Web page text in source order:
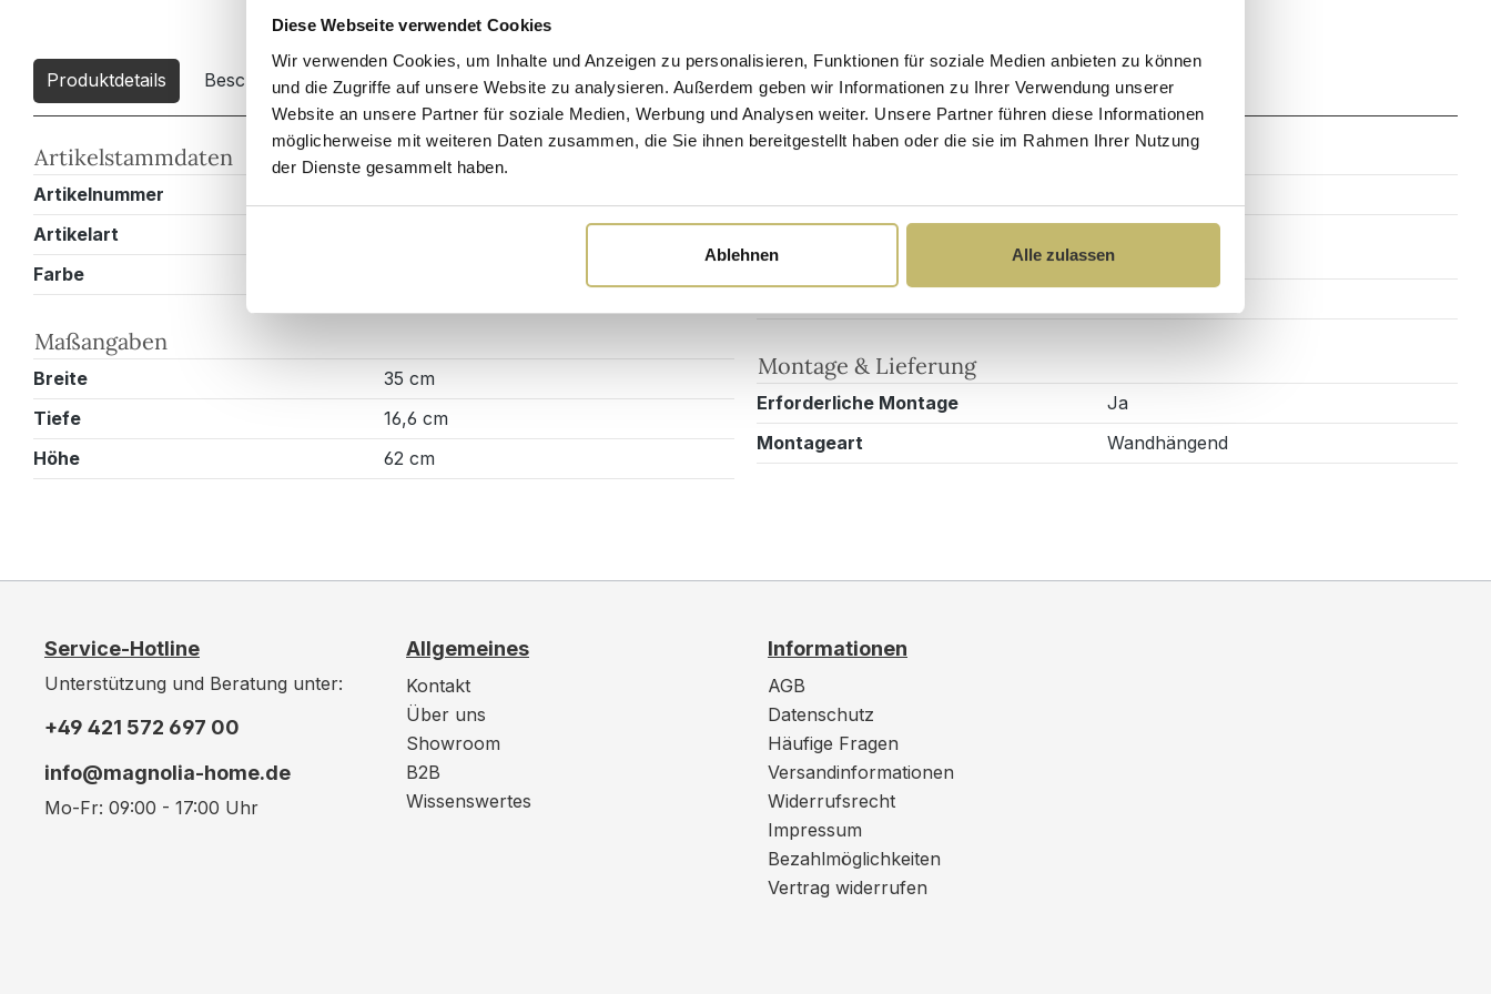
Diese Webseite verwendet Cookies
Wir verwenden Cookies, um Inhalte und Anzeigen zu personalisieren, Funktionen für soziale Medien anbieten zu können
und die Zugriffe auf unsere Website zu analysieren. Außerdem geben wir Informationen zu Ihrer Verwendung unserer
Website an unsere Partner für soziale Medien, Werbung und Analysen weiter. Unsere Partner führen diese Informationen
möglicherweise mit weiteren Daten zusammen, die Sie ihnen bereitgestellt haben oder die sie im Rahmen Ihrer Nutzung
der Dienste gesammelt haben.
Ablehnen Alle zulassen
Produktdetails Beschreibung Downloads 1 Sicherheits- und Pflegehinweise Versandkosten Zahlung
Artikelstammdaten
Artikelnummer
Artikelart
Farbe
Maßangaben
Breite
35 cm
Tiefe
16,6 cm
Höhe
62 cm
Materialien
Design/Ausstattung
Montage & Lieferung
Erforderliche Montage
Ja
Montageart
Wandhängend
Service-Hotline
Unterstützung und Beratung unter:
+49 421 572 697 00
info@magnolia-home.de
Mo-Fr: 09:00 - 17:00 Uhr
Allgemeines
Kontakt
Über uns
Showroom
B2B
Wissenswertes
Informationen
AGB
Datenschutz
Häufige Fragen
Versandinformationen
Widerrufsrecht
Impressum
Bezahlmöglichkeiten
Vertrag widerrufen